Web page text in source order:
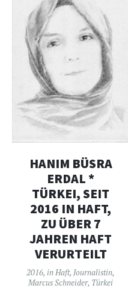
HANIM BÜSRA
ERDAL *
TÜRKEI, SEIT
2016 IN HAFT,
ZU ÜBER 7
JAHREN HAFT
VERURTEILT
2016,in Haft, Journalistin,
Marcus Schneider, Türkei